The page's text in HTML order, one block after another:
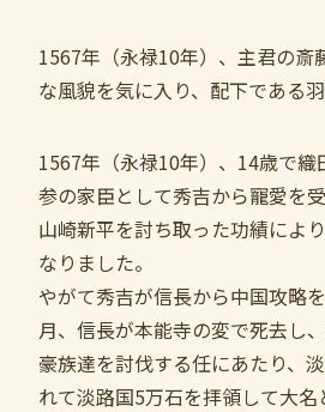
1567年（永禄10年）、主君の
な風貌を気に入り、配下である
1567年（永禄10年）、14歳で
参の家臣として秀吉から寵愛を
山崎新平を討ち取った功績によ
なりました。
やがて秀吉が信長から中国攻略
月、信長が本能寺の変で死去し
豪族達を討伐する任にあたり、
れて淡路国5万石を拝領して大